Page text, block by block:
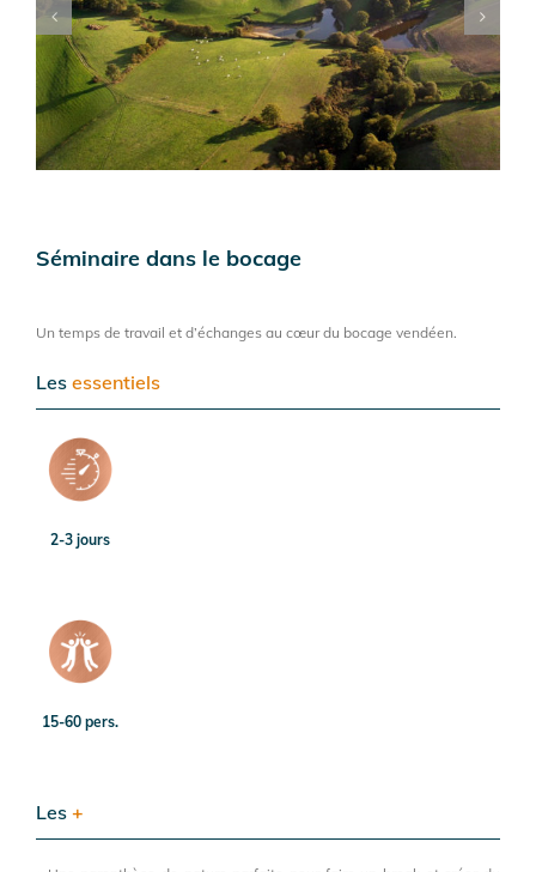
Séminaire dans le bocage
Un temps de travail et d’échanges au cœur du bocage vendéen.
Les essentiels
2-3 jours
15-60 pers.
Les +